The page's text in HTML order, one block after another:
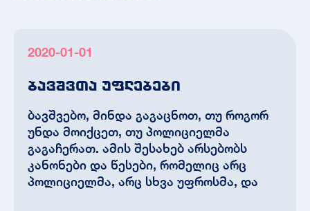
2020-01-01
ბავშვთა უფლებები
ბავშვებო, მინდა გაგაცნოთ, თუ როგორ
უნდა მოიქცეთ, თუ პოლიციელმა
გაგაჩერათ. ამის შესახებ არსებობს
კანონები და წესები, რომელიც არც
პოლიციელმა, არც სხვა უფროსმა, და